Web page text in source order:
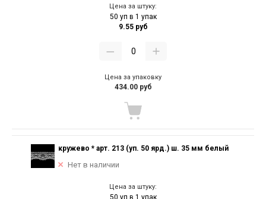
Цена за штуку:
50 уп в 1 упак
9.55 руб
Цена за упаковку
434.00 руб
кружево * арт. 213 (уп. 50 ярд.) ш. 35 мм белый
Нет в наличии
Цена за штуку: